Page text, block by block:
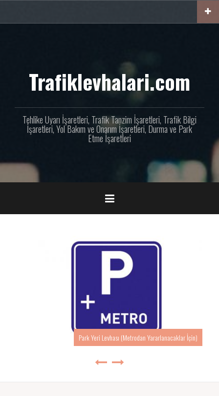
Trafiklevhalari.com
Tehlike Uyarı İşaretleri, Trafik Tanzim İşaretleri, Trafik Bilgi
İşaretleri, Yol Bakım ve Onarım İşaretleri, Durma ve Park
Etme İşaretleri
Park Yeri Levhası (Metrodan Yararlanacaklar İçin)